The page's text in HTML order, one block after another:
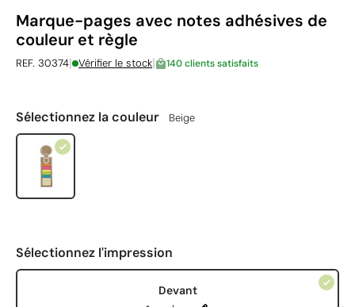
Marque-pages avec notes adhésives de
couleur et règle
REF. 30374| Vérifier le stock| 140 clients satisfaits
Sélectionnez la couleur Beige
Sélectionnez l'impression
Devant